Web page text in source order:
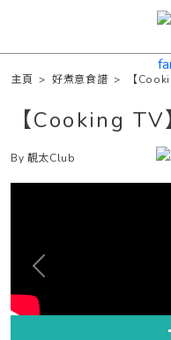
主頁 >好煮意食譜 > 【
【Cooking
By 靚太Club
Previous